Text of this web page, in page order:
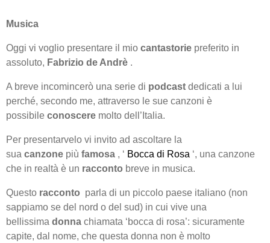
Musica
Oggi vi voglio presentare il mio cantastorie preferito in
assoluto, Fabrizio de Andrè .
A breve incomincerò una serie di podcast dedicati a lui
perché, secondo me, attraverso le sue canzoni è
possibile conoscere molto dell’Italia.
Per presentarvelo vi invito ad ascoltare la
sua canzone più famosa , ‘ Bocca di Rosa ‘, una canzone
che in realtà è un racconto breve in musica.
Questo racconto parla di un piccolo paese italiano (non
sappiamo se del nord o del sud) in cui vive una
bellissima donna chiamata ‘bocca di rosa’: sicuramente
capite, dal nome, che questa donna non è molto